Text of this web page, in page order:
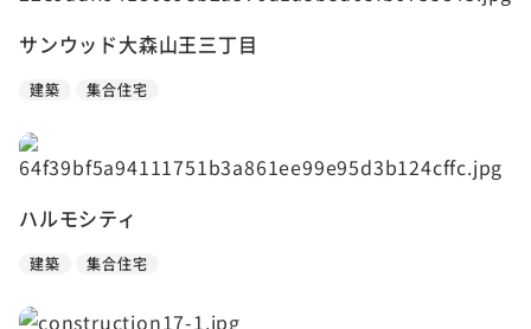
サンウッド大森山王三丁目
建築 集合住宅
ハルモシティ
建築 集合住宅